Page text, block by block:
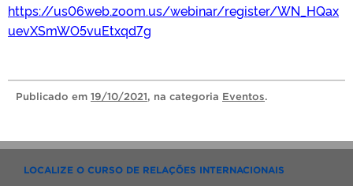
https://us06web.zoom.us/webinar/register/WN_HQax
uevXSmWO5vuEtxqd7g
Publicado em 19/10/2021, na categoria Eventos.
LOCALIZE O CURSO DE RELAÇÕES INTERNACIONAIS